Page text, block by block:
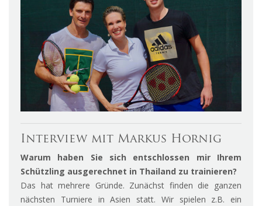
Interview mit Markus Hornig
Warum haben Sie sich entschlossen mir Ihrem
Schützling ausgerechnet in Thailand zu trainieren?
Das hat mehrere Gründe. Zunächst finden die ganzen
nächsten Turniere in Asien statt. Wir spielen z.B. ein